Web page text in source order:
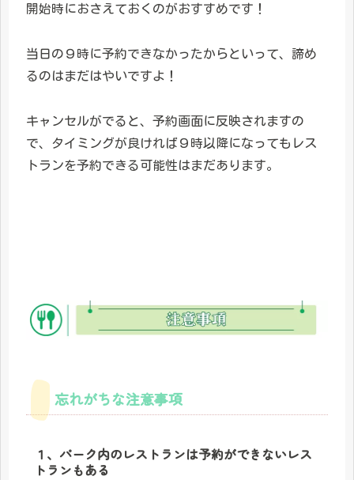
開始時におさえておくのがおすすめです！
当日の９時に予約できなかったからといって、諦め
るのはまだはやいですよ！
キャンセルがでると、予約画面に反映されますの
で、タイミングが良ければ９時以降になってもレス
トランを予約できる可能性はまだあります。
忘れがちな注意事項
１、パーク内のレストランは予約ができないレス
トランもある